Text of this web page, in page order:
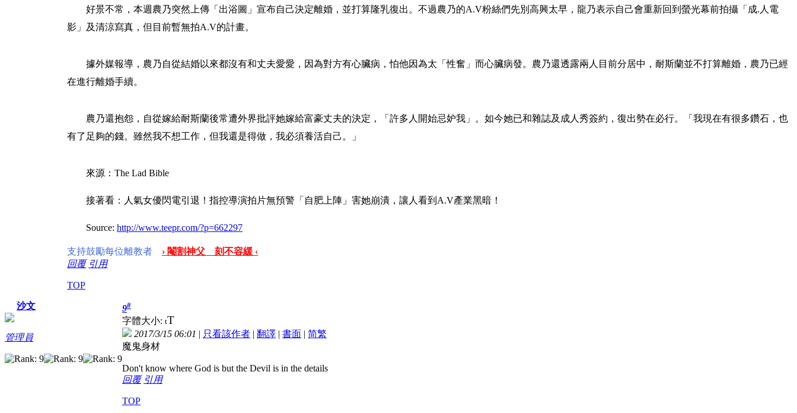
好景不常，本週農乃突然上傳「出浴圖」宣布自己決定離婚，並打算隆乳復出。不過農乃的A.V粉絲們先別高興太早，龍乃表示自己會重新回到螢光幕前拍攝「成.人電
影」及清涼寫真，但目前暫無拍A.V的計畫。
據外媒報導，農乃自從結婚以來都沒有和丈夫愛愛，因為對方有心臟病，怕他因為太「性奮」而心臟病發。農乃還透露兩人目前分居中，耐斯蘭並不打算離婚，農乃已經
在進行離婚手續。
農乃還抱怨，自從嫁給耐斯蘭後常遭外界批評她嫁給富豪丈夫的決定，「許多人開始忌妒我」。如今她已和雜誌及成人秀簽約，復出勢在必行。「我現在有很多鑽石，也
有了足夠的錢。雖然我不想工作，但我還是得做，我必須養活自己。」
來源：The Lad Bible
接著看：人氣女優閃電引退！指控導演拍片無預警「自肥上陣」害她崩潰，讓人看到A.V產業黑暗！
Source: http://www.teepr.com/?p=662297
支持鼓勵每位離教者
› 閹割神父 刻不容緩 ‹
回覆 引用
TOP
沙文
管理員
9#
字體大小: tT
2017/3/15 06:01 | 只看該作者 | 翻譯 | 書面 | 简繁
魔鬼身材
Don't know where God is but the Devil is in the details
回覆 引用
TOP